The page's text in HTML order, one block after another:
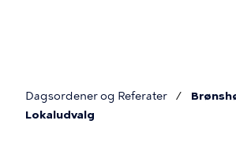
Du
Dagsordener og Referater
Lokaludvalg